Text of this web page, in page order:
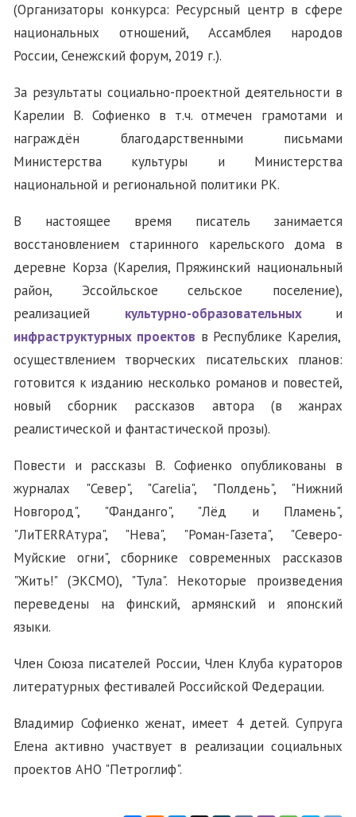
(Организаторы конкурса: Ресурсный центр в сфере
национальных отношений, Ассамблея народов
России, Сенежский форум, 2019 г.).
За результаты социально-проектной деятельности в
Карелии В. Софиенко в т.ч. отмечен грамотами и
награждён благодарственными письмами
Министерства культуры и Министерства
национальной и региональной политики РК.
В настоящее время писатель занимается
восстановлением старинного карельского дома в
деревне Корза (Карелия, Пряжинский национальный
район, Эссойльское сельское поселение),
реализацией культурно-образовательных
и
инфраструктурных проектов в Республике Карелия,
осуществлением творческих писательских планов:
готовится к изданию несколько романов и повестей,
новый сборник рассказов автора (в жанрах
реалистической и фантастической прозы).
Повести и рассказы В. Софиенко опубликованы в
журналах "Север", "Carelia", "Полдень", "Нижний
Новгород", "Фанданго", "Лёд и Пламень",
"ЛиTERRAтура", "Нева", "Роман-Газета", "Северо-
Муйские огни", сборнике современных рассказов
"Жить!" (ЭКСМО), "Тула". Некоторые произведения
переведены на финский, армянский и японский
языки.
Член Союза писателей России, Член Клуба кураторов
литературных фестивалей Российской Федерации.
Владимир Софиенко женат, имеет 4 детей. Супруга
Елена активно участвует в реализации социальных
проектов АНО "Петроглиф".